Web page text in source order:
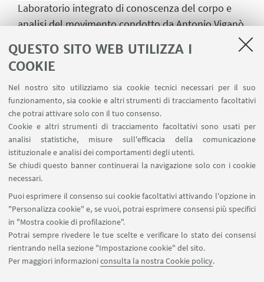
QUESTO SITO WEB UTILIZZA I
COOKIE
Nel nostro sito utilizziamo sia cookie tecnici necessari per il suo
funzionamento, sia cookie e altri strumenti di tracciamento facoltativi
che potrai attivare solo con il tuo consenso.
Cookie e altri strumenti di tracciamento facoltativi sono usati per
analisi statistiche, misure sull'efficacia della comunicazione
istituzionale e analisi dei comportamenti degli utenti.
Se chiudi questo banner continuerai la navigazione solo con i cookie
necessari.
Puoi esprimere il consenso sui cookie facoltativi attivando l'opzione in
"Personalizza cookie" e, se vuoi, potrai esprimere consensi più specifici
in "Mostra cookie di profilazione".
Potrai sempre rivedere le tue scelte e verificare lo stato dei consensi
rientrando nella sezione "Impostazione cookie" del sito.
Per maggiori informazioniconsulta la nostra Cookie policy.
Laboratorio integrato di conoscenza del corpo e
analisi del movimento condotto da Antonio Viganò
Venerdì 27 marzo
ore 15-18 | DAMSLab/Teatro
LA MALATTIA CHE CURA IL TEATRO
Tavola rotonda | A cura di Cristina Valenti
IN EVIDENZA
La Soffitta 2020
ERT – Emilia Romagna Teatro Fondazione